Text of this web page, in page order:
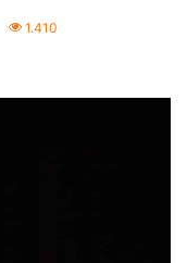
1.410